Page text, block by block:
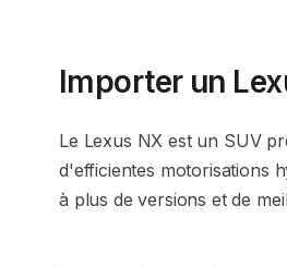
Importer un
Le Lexus NX est un SUV
d'efficientes motorisations
à plus de versions et de